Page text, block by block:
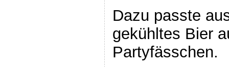
Dazu passte
gekühltes Bier
Partyfässchen.